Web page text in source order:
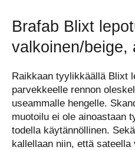
Brafab Blixt
valkoinen/beige,
Raikkaan tyylikkäällä Blixt
parvekkeelle rennon
useammalle hengelle.
muotoilu ei ole ainoastaan
todella käytännöllinen.
kallellaan niin, että